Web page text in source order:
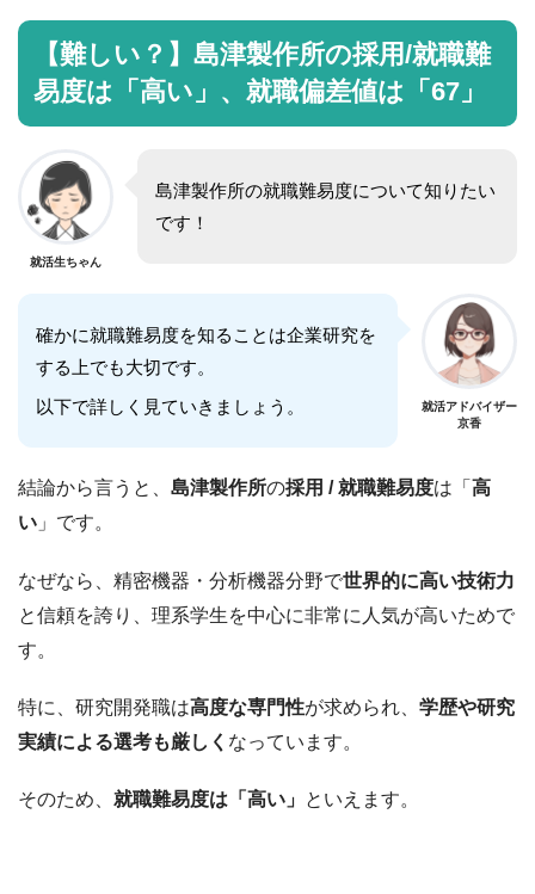
【難しい？】島津製作所の採用/就職難
易度は「高い」、就職偏差値は「67」
就活生ちゃん
島津製作所の就職難易度について知りたい
です！
確かに就職難易度を知ることは企業研究を
する上でも大切です。
以下で詳しく見ていきましょう。
就活アドバイザー
京香
結論から言うと、 島津製作所の採用 / 就職難易度は「 高
い 」です。
なぜなら、精密機器・分析機器分野で世界的に高い技術力
と信頼を誇り、理系学生を中心に非常に人気が高いためで
す。
特に、研究開発職は高度な専門性が求められ、 学歴や研究
実績による選考も厳しく なっています。
そのため、 就職難易度は「高い」 といえます。